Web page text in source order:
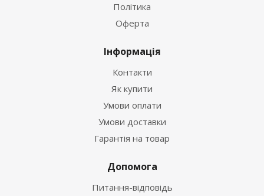
Політика
Оферта
Інформація
Контакти
Як купити
Умови оплати
Умови доставки
Гарантія на товар
Допомога
Питання-відповідь